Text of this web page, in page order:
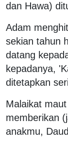
dan Hawa)
Adam
sekian tahun
datang
kepadanya,
ditetapkan
Malaikat
memberikan
anakmu,